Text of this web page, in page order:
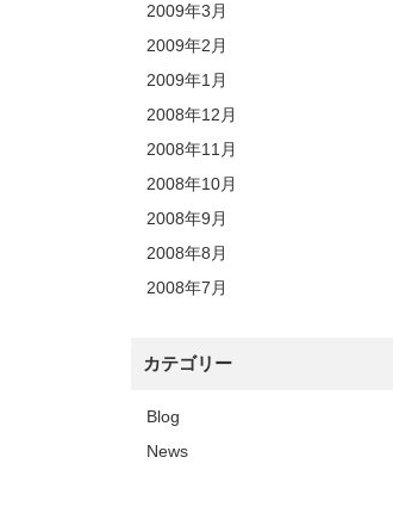
2009年3月
2009年2月
2009年1月
2008年12月
2008年11月
2008年10月
2008年9月
2008年8月
2008年7月
カテゴリー
Blog
News